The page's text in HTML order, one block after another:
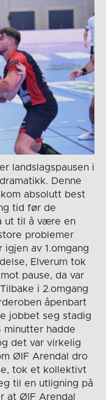
landslagspausen i
Denne
absolutt best
tid før de
ut til å være en
problemer
av 1.omgang
Elverum tok
pause, da var
i 2.omgang
åpenbart
jobbet seg stadig
minutter hadde
det var virkelig
ØIF Arendal dro
tok et kollektivt
til en utligning på
at ØIF Arendal